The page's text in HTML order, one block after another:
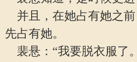
并且，在她占有她之前
先占有她。
裴悬：“我要脱衣服了